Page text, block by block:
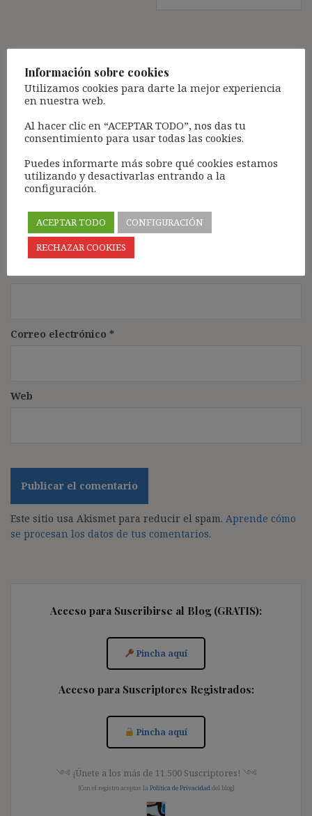
Tu dirección de correo electrónico no será publicada.
campos obligatorios están marcados con
Comentario *
Correo electrónico *
Web
Este sitio usa Akismet para reducir el spam. Aprende cómo
se procesan los datos de tus comentarios.
Acceso para Suscribirse al Blog (GRATIS):
Pincha aquí
Acceso para Suscriptores Registrados:
Pincha aquí
༺ ¡Únete a los más de 11.500 Suscriptores! ༺
[Con el registro aceptas la Política de Privacidad del blog]
Información sobre cookies
Utilizamos cookies para darte la mejor experiencia
en nuestra web.
Al hacer clic en “ACEPTAR TODO”, nos das tu
consentimiento para usar todas las cookies.
Puedes informarte más sobre qué cookies estamos
utilizando y desactivarlas entrando a la
configuración.
ACEPTAR TODO
CONFIGURACIÓN
RECHAZAR COOKIES